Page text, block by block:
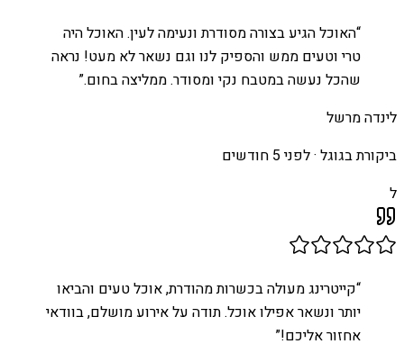
“האוכל הגיע בצורה מסודרת ונעימה לעין. האוכל היה
טרי וטעים ממש והספיק לנו וגם נשאר לא מעט! נראה
שהכל נעשה במטבח נקי ומסודר. ממליצה בחום.”
לינדה מרשל
ביקורת בגוגל ·לפני 5 חודשים
ל
“קייטרינג מעולה בכשרות מהודרת, אוכל טעים והביאו
יותר ונשאר אפילו אוכל. תודה על אירוע מושלם, בוודאי
אחזור אליכם!”